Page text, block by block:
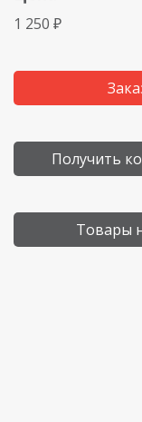
1 250 ₽
Получить
Товары